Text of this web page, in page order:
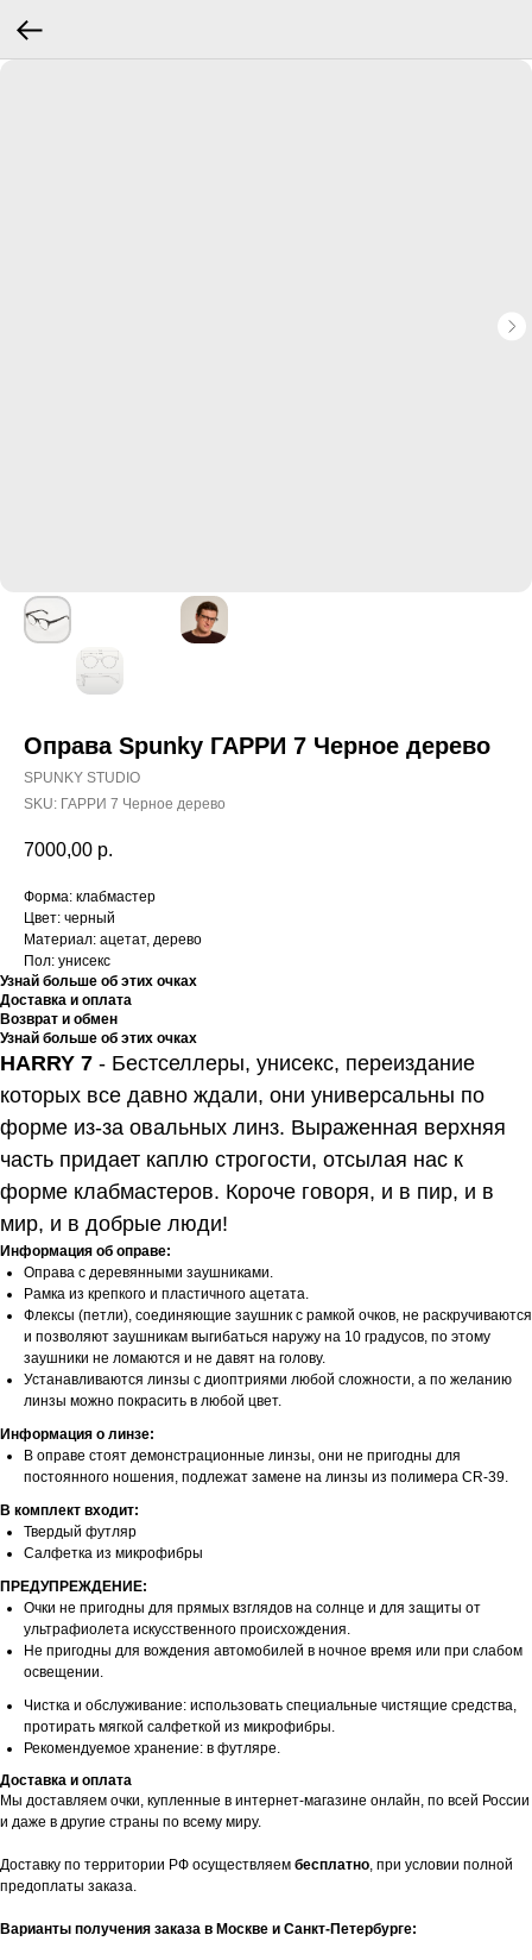
Оправа Spunky ГАРРИ 7 Черное дерево
SPUNKY STUDIO
SKU: ГАРРИ 7 Черное дерево
7000,00 р.
Форма: клабмастер
Цвет: черный
Материал: ацетат, дерево
Пол: унисекс
Узнай больше об этих очках
Доставка и оплата
Возврат и обмен
Узнай больше об этих очках
HARRY 7 - Бестселлеры, унисекс, переиздание
которых все давно ждали, они универсальны по
форме из-за овальных линз. Выраженная верхняя
часть придает каплю строгости, отсылая нас к
форме клабмастеров. Короче говоря, и в пир, и в
мир, и в добрые люди!
Информация об оправе:
Оправа с деревянными заушниками.
Рамка из крепкого и пластичного ацетата.
Флексы (петли), соединяющие заушник с рамкой очков, не раскручиваются
и позволяют заушникам выгибаться наружу на 10 градусов, по этому
заушники не ломаются и не давят на голову.
Устанавливаются линзы с диоптриями любой сложности, а по желанию
линзы можно покрасить в любой цвет.
Информация о линзе:
В оправе стоят демонстрационные линзы, они не пригодны для
постоянного ношения, подлежат замене на линзы из полимера CR-39.
В комплект входит:
Твердый футляр
Салфетка из микрофибры
ПРЕДУПРЕЖДЕНИЕ:
Очки не пригодны для прямых взглядов на солнце и для защиты от
ультрафиолета искусственного происхождения.
Не пригодны для вождения автомобилей в ночное время или при слабом
освещении.
Чистка и обслуживание: использовать специальные чистящие средства,
протирать мягкой салфеткой из микрофибры.
Рекомендуемое хранение: в футляре.
Доставка и оплата
Мы доставляем очки, купленные в интернет-магазине онлайн, по всей России
и даже в другие страны по всему миру.
Доставку по территории РФ осуществляем бесплатно, при условии полной
предоплаты заказа.
Варианты получения заказа в Москве и Санкт-Петербурге: